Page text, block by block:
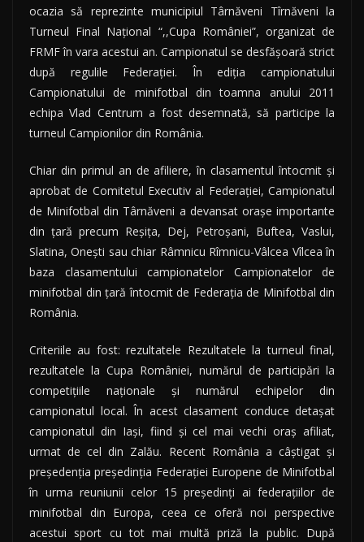
ocazia să reprezinte municipiul Târnăveni Tîrnăveni la
Turneul Final Naţional “,,Cupa României”, organizat de
FRMF în vara acestui an. Campionatul se desfăşoară strict
după regulile Federaţiei. În ediţia campionatului
Campionatului de minifotbal din toamna anului 2011
echipa Vlad Centrum a fost desemnată, să participe la
turneul Campionilor din România.
Chiar din primul an de afiliere, în clasamentul întocmit şi
aprobat de Comitetul Executiv al Federaţiei, Campionatul
de Minifotbal din Târnăveni a devansat oraşe importante
din ţară precum Reşiţa, Dej, Petroşani, Buftea, Vaslui,
Slatina, Oneşti sau chiar Râmnicu Rîmnicu-Vâlcea Vîlcea în
baza clasamentului campionatelor Campionatelor de
minifotbal din ţară întocmit de Federaţia de Minifotbal din
România.
Criteriile au fost: rezultatele Rezultatele la turneul final,
rezultatele la Cupa României, numărul de participări la
competiţiile naţionale şi numărul echipelor din
campionatul local. În acest clasament conduce detaşat
campionatul din Iaşi, fiind şi cel mai vechi oraş afiliat,
urmat de cel din Zalău. Recent România a câştigat şi
preşedenţia preşedinţia Federaţiei Europene de Minifotbal
în urma reuniunii celor 15 preşedinţi ai federaţiilor de
minifotbal din Europa, ceea ce oferă noi perspective
acestui sport cu tot mai multă priză la public. După